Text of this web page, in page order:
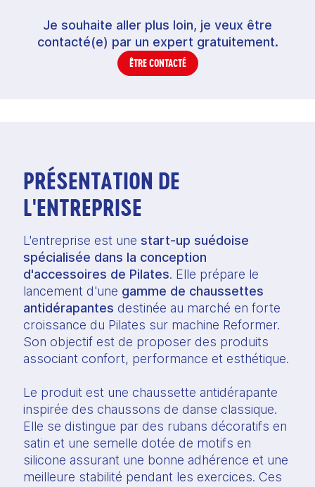
Je souhaite aller plus loin, je veux être
contacté(e) par un expert gratuitement.
ÊTRE CONTACTÉ
PRÉSENTATION DE
L'ENTREPRISE
L'entreprise est une start-up suédoise
spécialisée dans la conception
d'accessoires de Pilates. Elle prépare le
lancement d'une gamme de chaussettes
antidérapantes destinée au marché en forte
croissance du Pilates sur machine Reformer.
Son objectif est de proposer des produits
associant confort, performance et esthétique.
Le produit est une chaussette antidérapante
inspirée des chaussons de danse classique.
Elle se distingue par des rubans décoratifs en
satin et une semelle dotée de motifs en
silicone assurant une bonne adhérence et une
meilleure stabilité pendant les exercices. Ces